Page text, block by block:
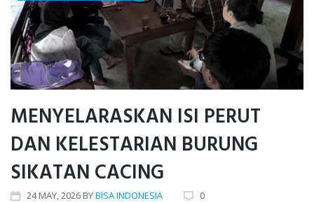
MENYELARASKAN ISI PERUT
DAN KELESTARIAN BURUNG
SIKATAN CACING
24MAY, 2026 BYBISA INDONESIA
0